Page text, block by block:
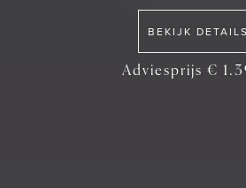
BEKIJK DETAILS
Adviesprijs €